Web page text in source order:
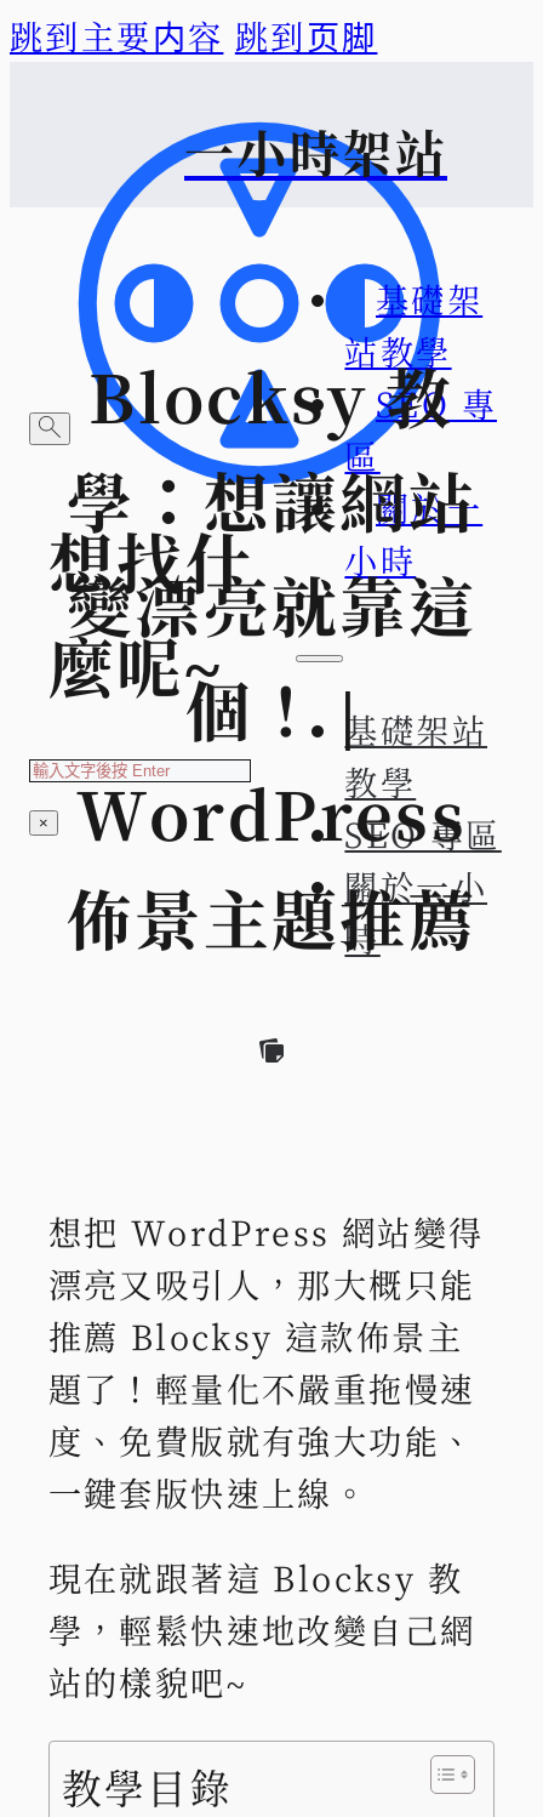
跳到主要内容 跳到页脚
一小時架站
基礎架
站教學
SEO 專
區
關於一
小時
基礎架站
教學
SEO 專區
關於一小
時
想找什
麼呢~
搜
索
×
Blocksy 教
學：想讓網站
變漂亮就靠這
個！ |
WordPress
佈景主題推薦
想把 WordPress 網站變得
漂亮又吸引人，那大概只能
推薦 Blocksy 這款佈景主
題了！輕量化不嚴重拖慢速
度、免費版就有強大功能、
一鍵套版快速上線。
現在就跟著這 Blocksy 教
學，輕鬆快速地改變自己網
站的樣貌吧~
教學目錄